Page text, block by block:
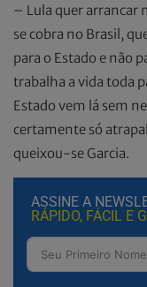
– Lula quer arrancar
se cobra no Brasil,
para o Estado e não
trabalha a vida toda
Estado vem lá sem
certamente só
queixou-se Garcia.
ASSINE A
RÁPIDO, FÁCIL E